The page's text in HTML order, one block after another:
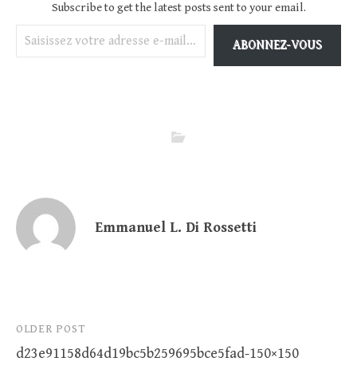
Subscribe to get the latest posts sent to your email.
Saisissez votre adresse e-mail…
ABONNEZ-VOUS
Emmanuel L. Di Rossetti
Post
navigation
OLDER POST
d23e91158d64d19bc5b259695bce5fad-150×150